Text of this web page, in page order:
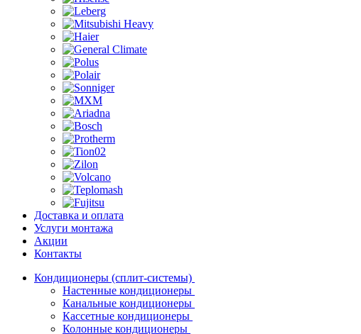
Доставка и оплата
Услуги монтажа
Акции
Контакты
Кондиционеры (сплит-системы)
Настенные кондиционеры
Канальные кондиционеры
Кассетные кондиционеры
Колонные кондиционеры